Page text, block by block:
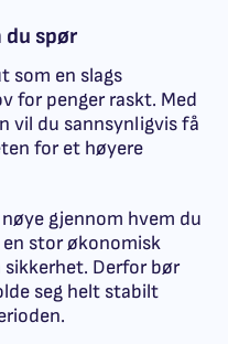
du spør
som en slags
for penger raskt. Med
vil du sannsynligvis få
for et høyere
gjennom hvem du
en stor økonomisk
Derfor bør
seg helt stabilt